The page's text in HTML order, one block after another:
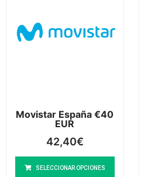
Movistar España €40
EUR
42,40€
SELECCIONAR OPCIONES